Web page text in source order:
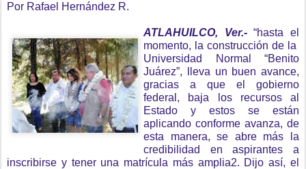
Por Rafael Hernández R.
ATLAHUILCO, Ver.-“hasta el
momento, la construcción de la
Universidad Normal “Benito
Juárez”, lleva un buen avance,
gracias a que el gobierno
federal, baja los recursos al
Estado y estos se están
aplicando conforme avanza, de
esta manera, se abre más la
credibilidad en aspirantes a
inscribirse y tener una matrícula más amplia2. Dijo así, el